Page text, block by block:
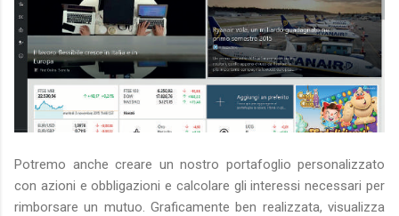
Potremo anche creare un nostro portafoglio personalizzato
con azioni e obbligazioni e calcolare gli interessi necessari per
rimborsare un mutuo. Graficamente ben realizzata, visualizza